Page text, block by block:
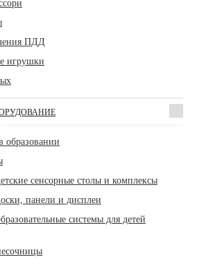
ПДД
игрушки
образовании
сенсорные столы и комплексы
панели и дисплеи
системы для детей